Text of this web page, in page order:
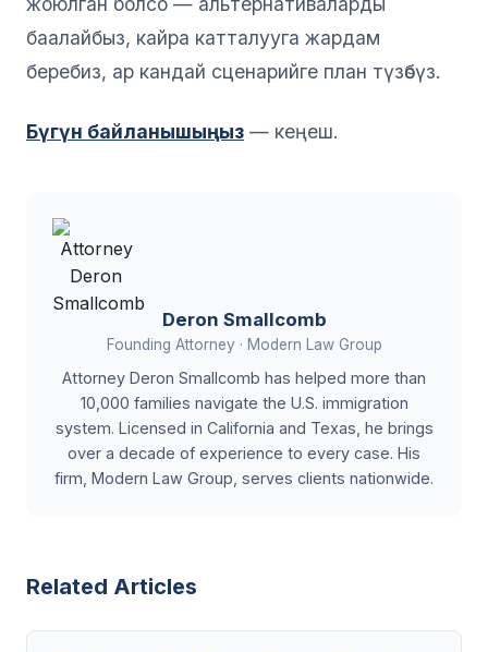
баалайбыз, кайра катталууга жардам
беребиз, ар кандай сценарийге план түзөбүз.
Бүгүн байланышыңыз — кеңеш.
Deron Smallcomb
Founding Attorney · Modern Law Group
Attorney Deron Smallcomb has helped more than
10,000 families navigate the U.S. immigration
system. Licensed in California and Texas, he brings
over a decade of experience to every case. His
firm, Modern Law Group, serves clients nationwide.
Related Articles